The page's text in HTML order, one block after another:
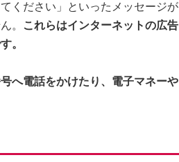
ください」といったメッセージが
。
これらはインターネットの広告
。
へ電話をかけたり、電子マネーや